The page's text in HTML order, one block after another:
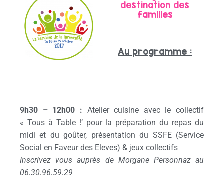
destination des
familles
Au programme :
9h30 – 12h00 : Atelier cuisine avec le collectif
« Tous à Table !’ pour la préparation du repas du
midi et du goûter, présentation du SSFE (Service
Social en Faveur des Eleves) & jeux collectifs
Inscrivez vous auprès de Morgane Personnaz au
06.30.96.59.29